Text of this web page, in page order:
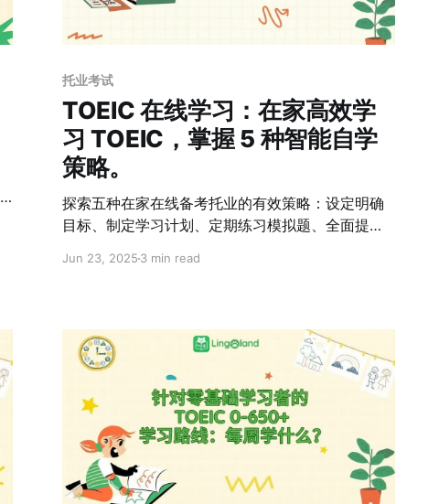
托业考试
TOEIC 在线学习：在家高效学
习 TOEIC，掌握 5 种智能自学
策略。
探索五种在家在线备考托业的有效策略：设定明确
目标、制定学习计划、定期练习模拟题、全面提升
的专业指导将助您无需参加课程即可取得托业高
Jun 23, 20253 min read